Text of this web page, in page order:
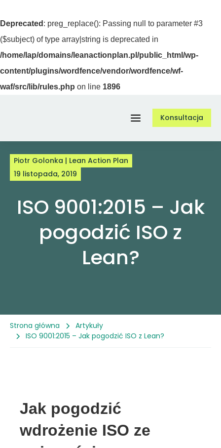
Deprecated : preg_replace(): Passing null to parameter #3
($subject) of type array|string is deprecated in
/home/lap/domains/leanactionplan.pl/public_html/wp-
content/plugins/wordfence/vendor/wordfence/wf-
waf/src/lib/rules.php on line 1896
Toggle
Navigation
O nas
Referencje
Blog
Konsultacja
Piotr Golonka | Lean Action Plan
19 listopada, 2019
ISO 9001:2015 – Jak
pogodzić ISO z
Lean?
Strona główna
Artykuły
ISO 9001:2015 – Jak pogodzić ISO z Lean?
Jak pogodzić
wdrożenie ISO ze